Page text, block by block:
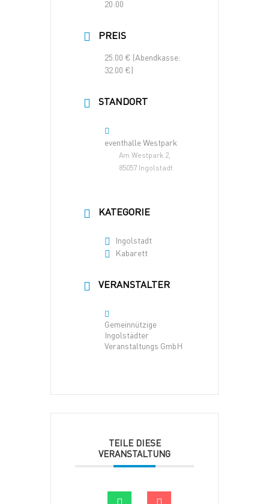
20:00
PREIS
25.00 € (Abendkasse:
32.00 €)
STANDORT
eventhalle Westpark
Am Westpark 2,
85057 Ingolstadt
KATEGORIE
Ingolstadt
Kabarett
VERANSTALTER
Gemeinnützige
Ingolstädter
Veranstaltungs GmbH
TEILE DIESE
VERANSTALTUNG